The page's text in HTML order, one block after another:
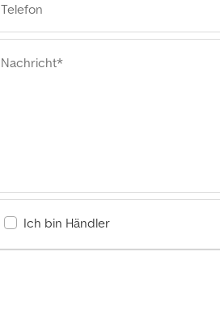
Telefon
Nachricht*
Ich bin Händler